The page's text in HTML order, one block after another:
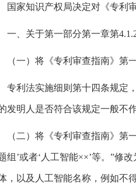
国家知识产权局决定对《专利
一、关于第一部分第一章第
（一）将《专利审查指南》第
专利法实施细则第十四条规定
发明人是否符合该规定一般不
（二）将《专利审查指南》第
组’或者‘人工智能××’等。”修
，以及人工智能名称，例如不